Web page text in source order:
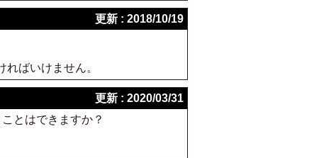
更新 : 2018/10/19
ばいけません。
更新 : 2020/03/31
とはできますか？